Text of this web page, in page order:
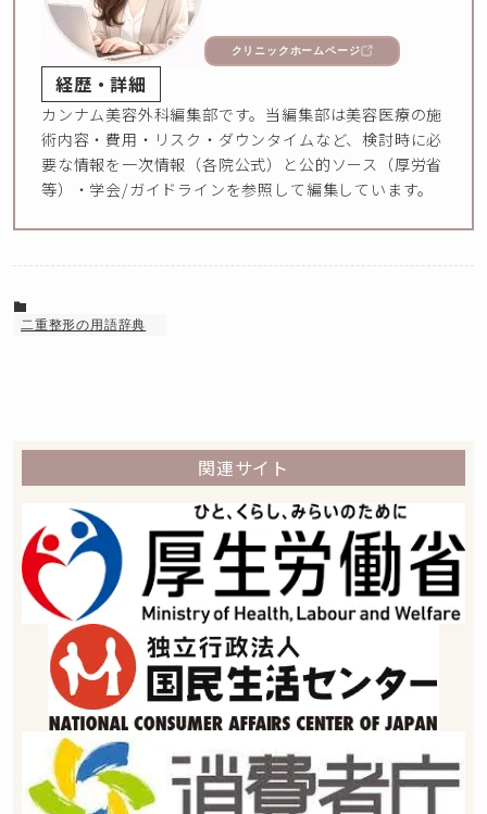
クリニックホームページ
経歴・詳細
カンナム美容外科編集部です。当編集部は美容医療の施
術内容・費用・リスク・ダウンタイムなど、検討時に必
要な情報を一次情報（各院公式）と公的ソース（厚労省
等）・学会/ガイドラインを参照して編集しています。
二重整形の用語辞典
関連サイト